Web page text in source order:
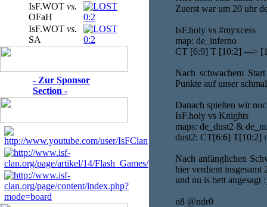
IsF.WOT vs.
OFaH
0:2
IsF.WOT vs.
SA
0:2
- Zur Sponsor
Section -
Zuerst war um 20 uhr
IsF.holy vs #myxcess
map: de_inferno
CT [6:9] T [10:2] --->
Nach schwachem
Punkte auf unser
Danach spielten wir
IsF.holy vs Knights
maps: de_dust2 &
dust2: CT[6:6] T[10:2]
Nach anfänglichen
hier verdient
und nu is bett angesagt
n8 @ndr0